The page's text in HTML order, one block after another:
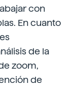
con
En cuanto
de la
zoom,
de